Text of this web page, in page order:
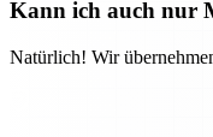
Kann ich auch nur
Natürlich! Wir